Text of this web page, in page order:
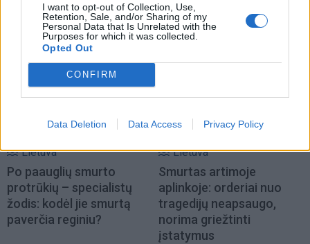
I want to opt-out of Collection, Use,
Retention, Sale, and/or Sharing of my
Personal Data that Is Unrelated with the
Purposes for which it was collected.
Opted Out
CONFIRM
Data Deletion Data Access Privacy Policy
TAIP PAT SKAITYKITE
Lietuva
Po paauglių smurto
protrūkių – specialistų
žodis: kodėl jie smurtą
paverčia reginiu?
Lietuva
Smurtas artimoje
aplinkoje: orderiai nuo
tragedijų neapsaugo,
norima griežtinti
įstatymus